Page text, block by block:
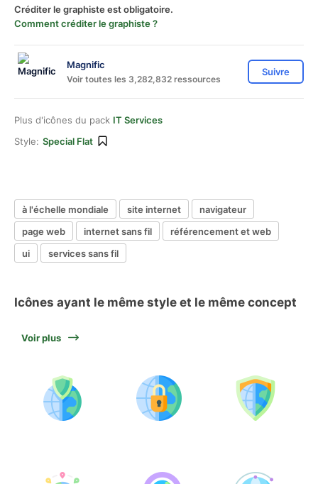
Créditer le graphiste est obligatoire.
Comment créditer le graphiste ?
Magnific
Voir toutes les 3,282,832 ressources
Suivre
Plus d'icônes du pack IT Services
Style: Special Flat
à l'échelle mondiale site internet
navigateur
page web
internet sans fil
référencement et web
ui
services sans fil
Icônes ayant le même style et le même concept
Voir plus